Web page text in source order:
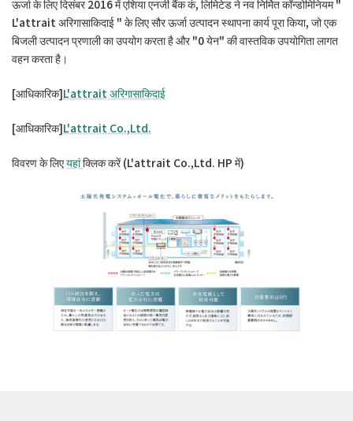
ऊर्जा के लिए दिसंबर 2016 में एशिया एनर्जी बैंक कं, लिमिटेड ने नव निर्मित कॉन्डोमिनियम "
L'attrait अरिगासाकिदाई " के लिए सौर ऊर्जा उत्पादन स्थापना कार्य पूरा किया, जो एक
बिजली उत्पादन प्रणाली का उपयोग करता है और "0 येन" की वास्तविक उपयोगिता लागत
वहन करता है।
[आधिकारिक]L'attrait अरिगासाकिदाई
[आधिकारिक]L'attrait Co.,Ltd.
विवरण के लिएयहांक्लिक करें (L'attrait Co.,Ltd. HP में)